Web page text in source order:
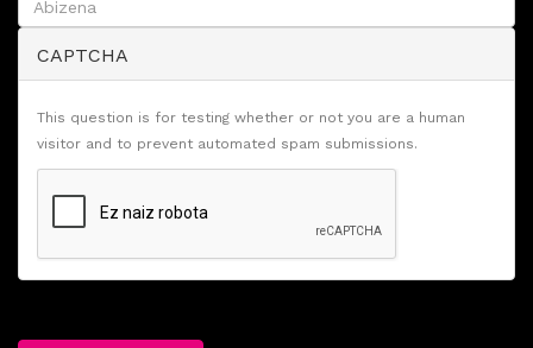
CAPTCHA
This question is for testing whether or not you are a human
visitor and to prevent automated spam submissions.